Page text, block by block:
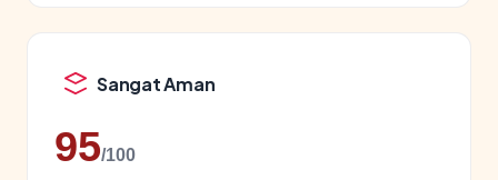
Sangat Aman
95/100